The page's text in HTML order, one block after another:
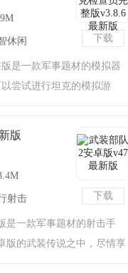
下载
休闲
是一款军事题材的模拟器
尝试进行坦克的模拟游
下载
版
射击
是一款军事题材的射击手
版的武装传说之中，尽情享